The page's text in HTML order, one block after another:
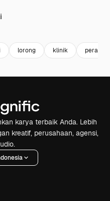
lorong klinik
karya terbaik Anda. Lebih
kreatif, perusahaan, agensi,